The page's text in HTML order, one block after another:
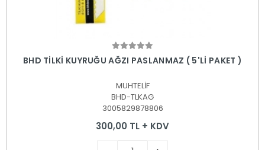
Sepete Ekle
BHD TİLKİ KUYRUĞU AĞZI PASLANMAZ ( 5'Lİ PAKET )
MUHTELİF
BHD-TLKAG
3005829878806
300,00 TL + KDV